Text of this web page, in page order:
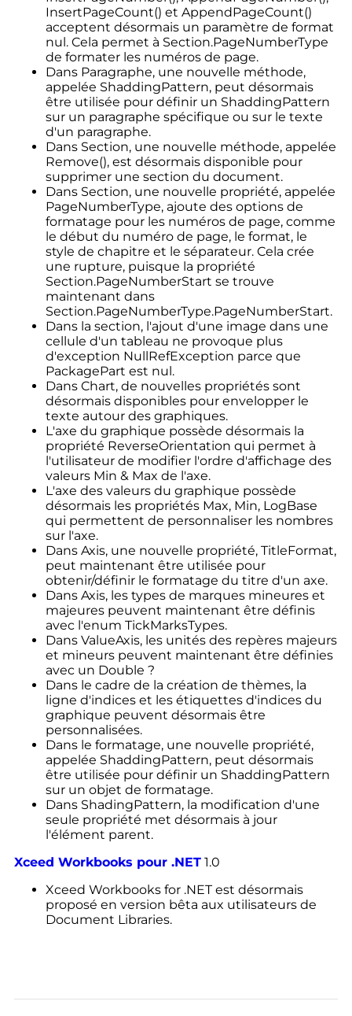
InsertPageCount() et AppendPageCount()
acceptent désormais un paramètre de format
nul. Cela permet à Section.PageNumberType
de formater les numéros de page.
Dans Paragraphe, une nouvelle méthode,
appelée ShaddingPattern, peut désormais
être utilisée pour définir un ShaddingPattern
sur un paragraphe spécifique ou sur le texte
d'un paragraphe.
Dans Section, une nouvelle méthode, appelée
Remove(), est désormais disponible pour
supprimer une section du document.
Dans Section, une nouvelle propriété, appelée
PageNumberType, ajoute des options de
formatage pour les numéros de page, comme
le début du numéro de page, le format, le
style de chapitre et le séparateur. Cela crée
une rupture, puisque la propriété
Section.PageNumberStart se trouve
maintenant dans
Section.PageNumberType.PageNumberStart.
Dans la section, l'ajout d'une image dans une
cellule d'un tableau ne provoque plus
d'exception NullRefException parce que
PackagePart est nul.
Dans Chart, de nouvelles propriétés sont
désormais disponibles pour envelopper le
texte autour des graphiques.
L'axe du graphique possède désormais la
propriété ReverseOrientation qui permet à
l'utilisateur de modifier l'ordre d'affichage des
valeurs Min & Max de l'axe.
L'axe des valeurs du graphique possède
désormais les propriétés Max, Min, LogBase
qui permettent de personnaliser les nombres
sur l'axe.
Dans Axis, une nouvelle propriété, TitleFormat,
peut maintenant être utilisée pour
obtenir/définir le formatage du titre d'un axe.
Dans Axis, les types de marques mineures et
majeures peuvent maintenant être définis
avec l'enum TickMarksTypes.
Dans ValueAxis, les unités des repères majeurs
et mineurs peuvent maintenant être définies
avec un Double ?
Dans le cadre de la création de thèmes, la
ligne d'indices et les étiquettes d'indices du
graphique peuvent désormais être
personnalisées.
Dans le formatage, une nouvelle propriété,
appelée ShaddingPattern, peut désormais
être utilisée pour définir un ShaddingPattern
sur un objet de formatage.
Dans ShadingPattern, la modification d'une
seule propriété met désormais à jour
l'élément parent.
Xceed Workbooks pour .NET 1.0
Xceed Workbooks for .NET est désormais
proposé en version bêta aux utilisateurs de
Document Libraries.